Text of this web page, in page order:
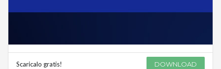
Scaricalo gratis! DOWNLOAD